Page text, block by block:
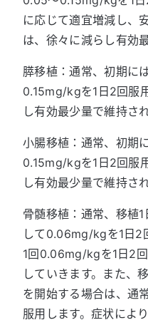
に応じて適宜増減し、
は、徐々に減らし有効
膵移植：通常、初期に
0.15mg/kgを1日2回服
し有効最少量で維持され
小腸移植：通常、初期
0.15mg/kgを1日2回服
し有効最少量で維持され
骨髄移植：通常、移植
して0.06mg/kgを1日2
1回0.06mg/kgを1日2
していきます。また、
を開始する場合は、通
服用します。症状によ